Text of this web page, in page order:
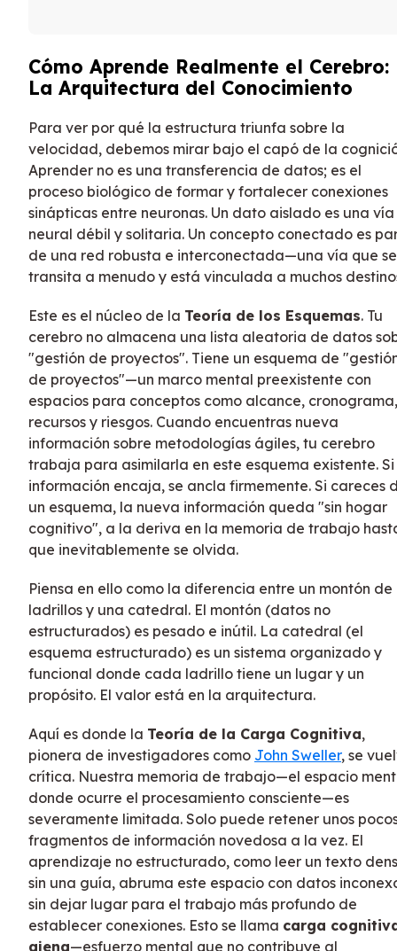
Cómo Aprende Realmente el Cerebro:
La Arquitectura del Conocimiento
Para ver por qué la estructura triunfa sobre la
velocidad, debemos mirar bajo el capó de la
Aprender no es una transferencia de datos; es el
proceso biológico de formar y fortalecer conexiones
sinápticas entre neuronas. Un dato aislado es una vía
neural débil y solitaria. Un concepto conectado es
de una red robusta e interconectada—una vía que se
transita a menudo y está vinculada a muchos
Este es el núcleo de la Teoría de los Esquemas. Tu
cerebro no almacena una lista aleatoria de datos
"gestión de proyectos". Tiene un esquema de
de proyectos"—un marco mental preexistente con
espacios para conceptos como alcance, cronograma,
recursos y riesgos. Cuando encuentras nueva
información sobre metodologías ágiles, tu cerebro
trabaja para asimilarla en este esquema existente.
información encaja, se ancla firmemente. Si careces
un esquema, la nueva información queda "sin hogar
cognitivo", a la deriva en la memoria de trabajo
que inevitablemente se olvida.
Piensa en ello como la diferencia entre un montón de
ladrillos y una catedral. El montón (datos no
estructurados) es pesado e inútil. La catedral (el
esquema estructurado) es un sistema organizado y
funcional donde cada ladrillo tiene un lugar y un
propósito. El valor está en la arquitectura.
Aquí es donde la Teoría de la Carga Cognitiva,
pionera de investigadores como John Sweller, se
crítica. Nuestra memoria de trabajo—el espacio
donde ocurre el procesamiento consciente—es
severamente limitada. Solo puede retener unos
fragmentos de información novedosa a la vez. El
aprendizaje no estructurado, como leer un texto
sin una guía, abruma este espacio con datos
sin dejar lugar para el trabajo más profundo de
establecer conexiones. Esto se llama carga
ajena—esfuerzo mental que no contribuye al